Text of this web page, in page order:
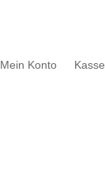
Mein Konto Kasse